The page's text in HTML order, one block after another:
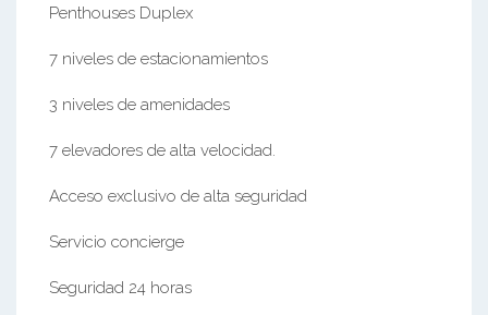
Penthouses Duplex
7 niveles de estacionamientos
3 niveles de amenidades
7 elevadores de alta velocidad.
Acceso exclusivo de alta seguridad
Servicio concierge
Seguridad 24 horas